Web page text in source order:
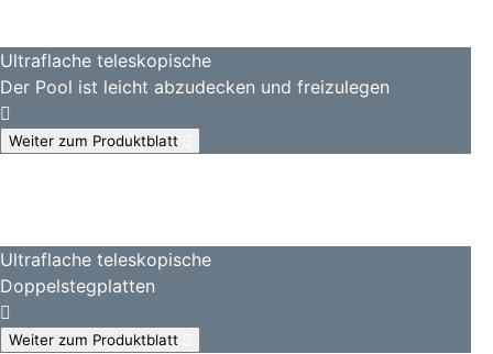
Ultraflache teleskopische
Der Pool ist leicht abzudecken und freizulegen
Weiter zum Produktblatt
Ultraflache teleskopische
Doppelstegplatten
Weiter zum Produktblatt